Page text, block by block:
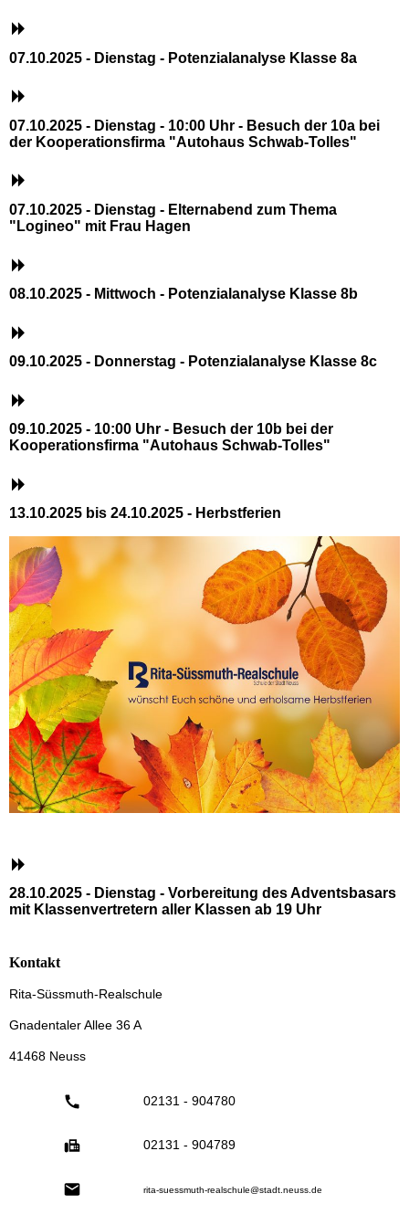
07.10.2025 - Dienstag - Potenzialanalyse Klasse 8a
07.10.2025 - Dienstag - 10:00 Uhr - Besuch der 10a bei
der Kooperationsfirma "Autohaus Schwab-Tolles"
07.10.2025 - Dienstag - Elternabend zum Thema
"Logineo" mit Frau Hagen
08.10.2025 - Mittwoch - Potenzialanalyse Klasse 8b
09.10.2025 - Donnerstag - Potenzialanalyse Klasse 8c
09.10.2025 - 10:00 Uhr - Besuch der 10b bei der
Kooperationsfirma "Autohaus Schwab-Tolles"
13.10.2025 bis 24.10.2025 - Herbstferien
28.10.2025 - Dienstag - Vorbereitung des Adventsbasars
mit Klassenvertretern aller Klassen ab 19 Uhr
Kontakt
Rita-Süssmuth-Realschule
Gnadentaler Allee 36 A
41468 Neuss
02131 - 904780
02131 - 904789
rita-suessmuth-realschule@stadt.neuss.de